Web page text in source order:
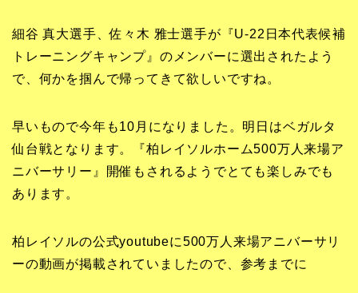
細谷 真大選手、佐々木 雅士選手が『U-22日本代表候補
トレーニングキャンプ』のメンバーに選出されたよう
で、何かを掴んで帰ってきて欲しいですね。
早いもので今年も10月になりました。明日はベガルタ
仙台戦となります。『柏レイソルホーム500万人来場ア
ニバーサリー』開催もされるようでとても楽しみでも
あります。
柏レイソルの公式youtubeに500万人来場アニバーサリ
ーの動画が掲載されていましたので、参考までに